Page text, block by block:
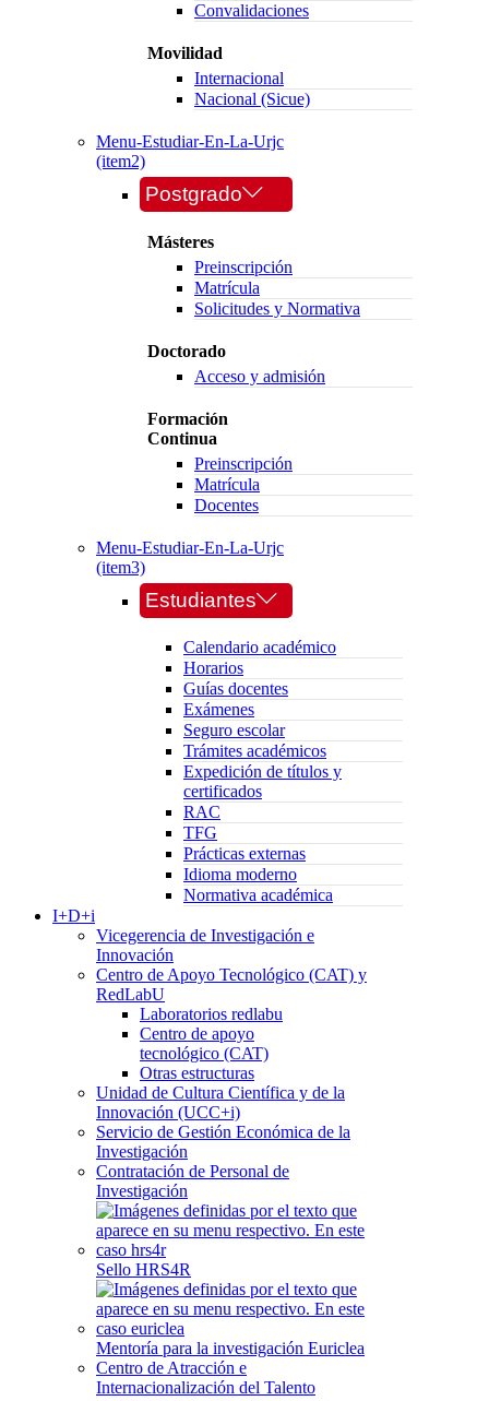
Convalidaciones
Movilidad
Internacional
Nacional (Sicue)
Menu-Estudiar-En-La-Urjc
(item2)
Postgrado
Másteres
Preinscripción
Matrícula
Solicitudes y Normativa
Doctorado
Acceso y admisión
Formación
Continua
Preinscripción
Matrícula
Docentes
Menu-Estudiar-En-La-Urjc
(item3)
Estudiantes
Calendario académico
Horarios
Guías docentes
Exámenes
Seguro escolar
Trámites académicos
Expedición de títulos y
certificados
RAC
TFG
Prácticas externas
Idioma moderno
Normativa académica
I+D+i
Vicegerencia de Investigación e
Innovación
Centro de Apoyo Tecnológico (CAT) y
RedLabU
Laboratorios redlabu
Centro de apoyo
tecnológico (CAT)
Otras estructuras
Unidad de Cultura Científica y de la
Innovación (UCC+i)
Servicio de Gestión Económica de la
Investigación
Contratación de Personal de
Investigación
Sello HRS4R
Mentoría para la investigación Euriclea
Centro de Atracción e
Internacionalización del Talento